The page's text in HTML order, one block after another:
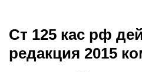
Ст 125 кас рф
редакция 2015